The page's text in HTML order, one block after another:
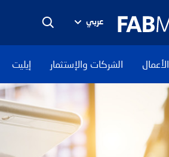
عربي
الأعمال الشركات والإستثمار إيليت